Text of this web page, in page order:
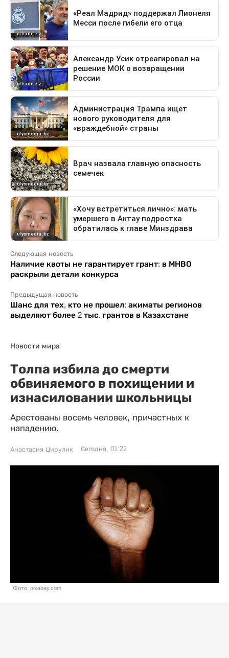
Следующая новость
Наличие квоты не гарантирует грант: в МНВО
раскрыли детали конкурса
Предыдущая новость
Шанс для тех, кто не прошел: акиматы регионов
выделяют более 2 тыс. грантов в Казахстане
Новости мира
Толпа избила до смерти
обвиняемого в похищении и
изнасиловании школьницы
Арестованы восемь человек, причастных к
нападению.
Анастасия Цирулик Сегодня, 01:22
Фото: pixabay.com